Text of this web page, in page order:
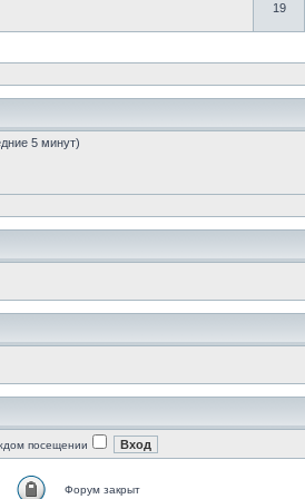
19
5 минут)
посещении
Форум закрыт